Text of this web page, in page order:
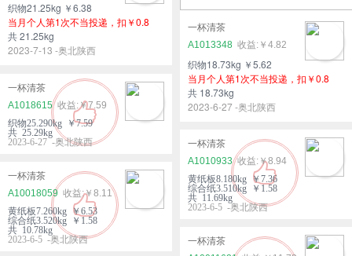
织物21.25kg ￥6.38
当月个人第1次不当投递，扣￥0.8
共 21.25kg
2023-7-13 -奥北陕西
一杯清茶
A1013348
￥4.82
织物18.73kg ￥5.62
当月个人第1次不当投递，扣￥0.8
共 18.73kg
2023-6-27 -奥北陕西
一杯清茶
A1018615
￥7.59
织物25.290kg ￥7.59
共 25.29kg
2023-6-27 -奥北陕西
一杯清茶
A1010933
￥8.94
黄纸板8.180kg ￥7.36
综合纸3.510kg ￥1.58
共 11.69kg
2023-6-5 -奥北陕西
一杯清茶
A10018059
￥8.11
黄纸板7.260kg ￥6.53
综合纸3.520kg ￥1.58
共 10.78kg
2023-6-5 -奥北陕西
一杯清茶